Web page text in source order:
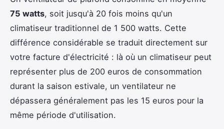
75 watts, soit jusqu'à 20 fois moins qu'un
climatiseur traditionnel de 1 500 watts. Cette
différence considérable se traduit directement sur
votre facture d'électricité : là où un climatiseur peut
représenter plus de 200 euros de consommation
durant la saison estivale, un ventilateur ne
dépassera généralement pas les 15 euros pour la
même période d'utilisation.